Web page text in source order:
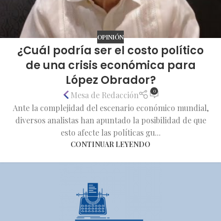
OPINIÓN
¿Cuál podría ser el costo político
de una crisis económica para
López Obrador?
Mesa de Redacción 0
Ante la complejidad del escenario económico mundial,
diversos analistas han apuntado la posibilidad de que
esto afecte las políticas gu...
CONTINUAR LEYENDO